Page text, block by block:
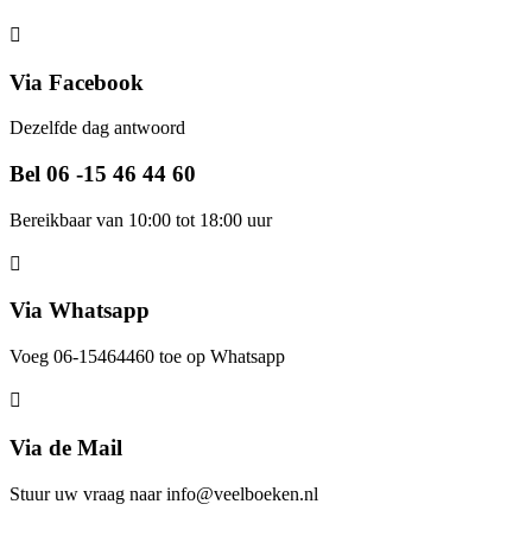
Via Facebook
Dezelfde dag antwoord
Bel 06 -15 46 44 60
Bereikbaar van 10:00 tot 18:00 uur
Via Whatsapp
Voeg 06-15464460 toe op Whatsapp
Via de Mail
Stuur uw vraag naar info@veelboeken.nl